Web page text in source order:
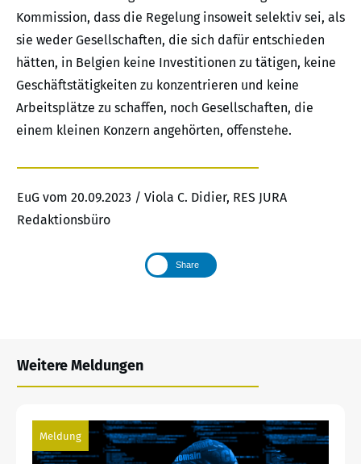
Kommission, dass die Regelung insoweit selektiv sei, als
sie weder Gesellschaften, die sich dafür entschieden
hätten, in Belgien keine Investitionen zu tätigen, keine
Geschäftstätigkeiten zu konzentrieren und keine
Arbeitsplätze zu schaffen, noch Gesellschaften, die
einem kleinen Konzern angehörten, offenstehe.
EuG vom 20.09.2023 / Viola C. Didier, RES JURA
Redaktionsbüro
Share
Weitere Meldungen
Meldung